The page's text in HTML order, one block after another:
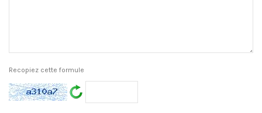
Recopiez cette formule